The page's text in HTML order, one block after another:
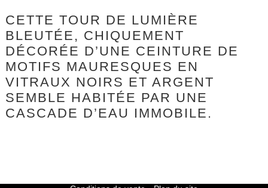
CETTE TOUR DE LUMIÈRE
BLEUTÉE, CHIQUEMENT
DÉCORÉE D’UNE CEINTURE DE
MOTIFS MAURESQUES EN
VITRAUX NOIRS ET ARGENT
SEMBLE HABITÉE PAR UNE
CASCADE D’EAU IMMOBILE.